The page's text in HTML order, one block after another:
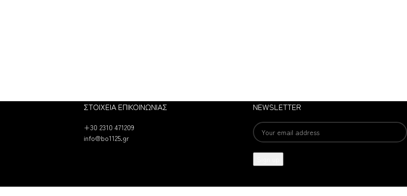
ΣΤΟΙΧΕΙΑ ΕΠΙΚΟΙΝΩΝΙΑΣ
+30 2310 471209
info@bo1125.gr
NEWSLETTER